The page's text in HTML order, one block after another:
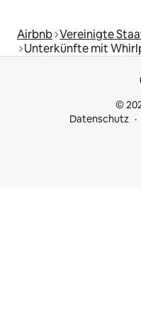
Airbnb Vereinigte
Unterkünfte mit
©
Datenschutz